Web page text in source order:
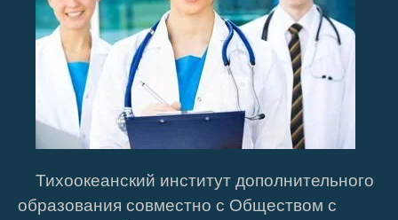
Тихоокеанский институт дополнительного
образования совместно c Обществом с